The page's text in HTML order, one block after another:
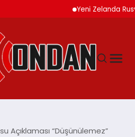
Yeni Zelanda
Açıklaması “Düşünülemez”